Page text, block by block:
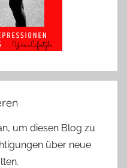
um diesen Blog zu
über neue